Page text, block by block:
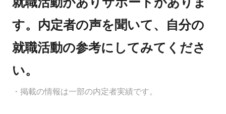
す。内定者の声を聞いて、自分の
就職活動の参考にしてみてくださ
い。
・掲載の情報は一部の内定者実績です。